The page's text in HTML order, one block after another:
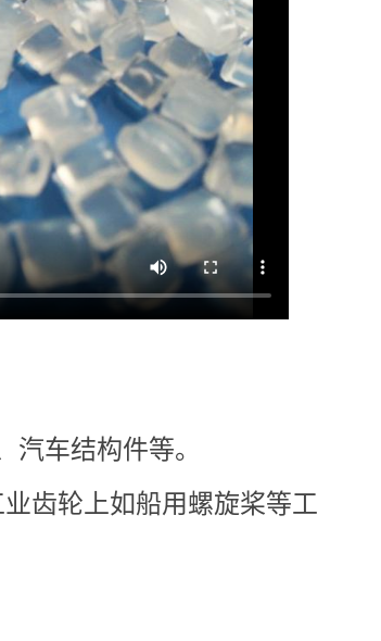
汽车结构件等。
齿轮上如船用螺旋桨等工